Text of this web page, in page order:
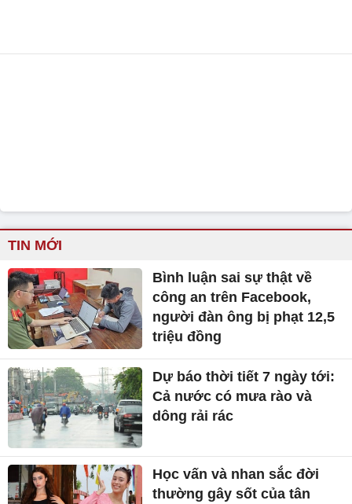
TIN MỚI
Bình luận sai sự thật về
công an trên Facebook,
người đàn ông bị phạt 12,5
triệu đồng
Dự báo thời tiết 7 ngày tới:
Cả nước có mưa rào và
dông rải rác
Học vấn và nhan sắc đời
thường gây sốt của tân